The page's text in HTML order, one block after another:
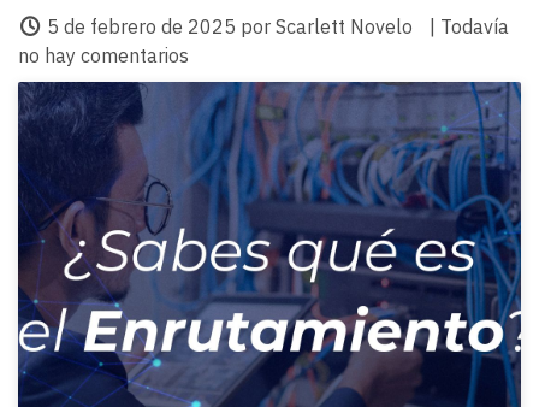
5 de febrero de 2025 por Scarlett Novelo
| Todavía
no hay comentarios